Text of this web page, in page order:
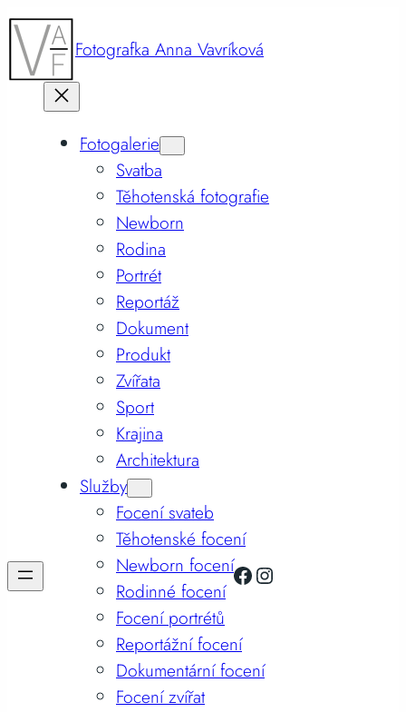
Fotografka Anna Vavríková
Fotogalerie
Svatba
Těhotenská fotografie
Newborn
Rodina
Portrét
Reportáž
Dokument
Produkt
Zvířata
Sport
Krajina
Architektura
Služby
Focení svateb
Těhotenské focení
Newborn focení
Rodinné focení
Focení portrétů
Reportážní focení
Dokumentární focení
Focení zvířat
Facebook
Instagram